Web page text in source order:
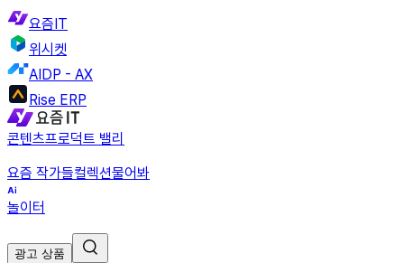
요즘IT
위시켓
AIDP - AX
Rise ERP
콘텐츠프로덕트 밸리
요즘 작가들컬렉션물어봐
놀이터
광고 상품